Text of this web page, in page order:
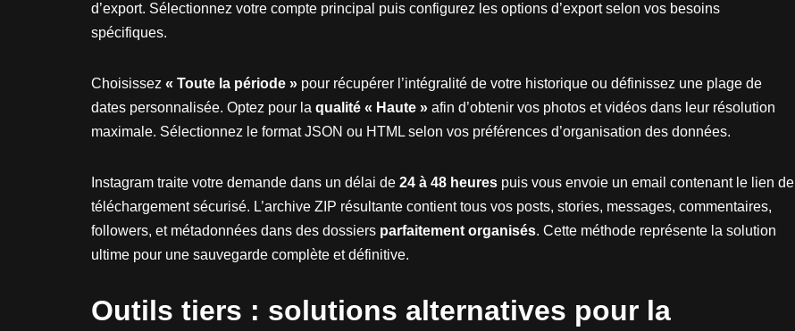
d’export. Sélectionnez votre compte principal puis configurez les options d’export selon vos besoins
spécifiques.
Choisissez « Toute la période » pour récupérer l’intégralité de votre historique ou définissez une plage de
dates personnalisée. Optez pour la qualité « Haute » afin d’obtenir vos photos et vidéos dans leur résolution
maximale. Sélectionnez le format JSON ou HTML selon vos préférences d’organisation des données.
Instagram traite votre demande dans un délai de 24 à 48 heures puis vous envoie un email contenant le lien de
téléchargement sécurisé. L’archive ZIP résultante contient tous vos posts, stories, messages, commentaires,
followers, et métadonnées dans des dossiers parfaitement organisés. Cette méthode représente la solution
ultime pour une sauvegarde complète et définitive.
Outils tiers : solutions alternatives pour la